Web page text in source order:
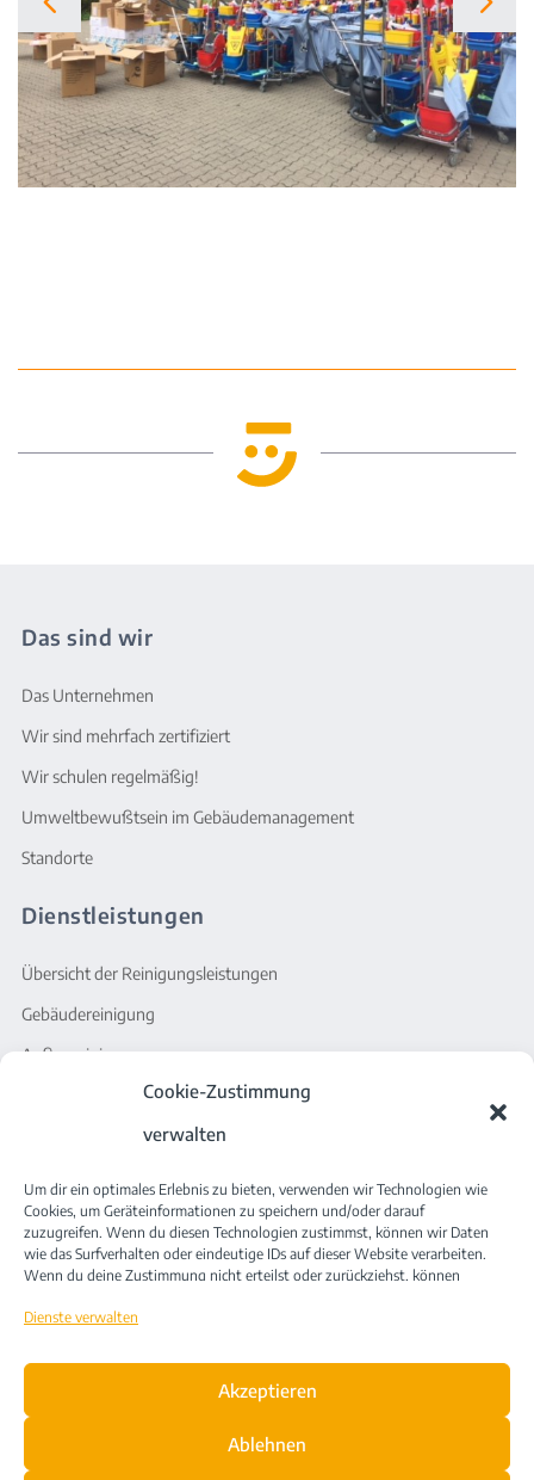
Cookie-Zustimmung
verwalten
Um dir ein optimales Erlebnis zu bieten, verwenden wir Technologien wie
Cookies, um Geräteinformationen zu speichern und/oder darauf
zuzugreifen. Wenn du diesen Technologien zustimmst, können wir Daten
wie das Surfverhalten oder eindeutige IDs auf dieser Website verarbeiten.
Wenn du deine Zustimmung nicht erteilst oder zurückziehst, können
Dienste verwalten
Akzeptieren
Ablehnen
Das sind wir
Das Unternehmen
Wir sind mehrfach zertifiziert
Wir schulen regelmäßig!
Umweltbewußtsein im Gebäudemanagement
Standorte
Dienstleistungen
Übersicht der Reinigungsleistungen
Gebäudereinigung
Außenreinigung
Serviceleistungen
Stellenangebote
JacobiSmartCleanConcept
Datenschutzerklärung